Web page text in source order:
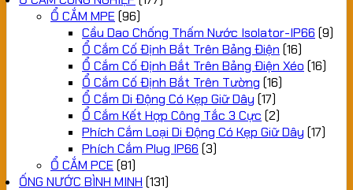
Ổ CẮM MPE (96)
Cầu Dao Chống Thấm Nước Isolator-IP66 (9)
Ổ Cắm Cố Định Bắt Trên Bảng Điện (16)
Ổ Cắm Cố Định Bắt Trên Bảng Điện Xéo (16)
Ổ Cắm Cố Định Bắt Trên Tường (16)
Ổ Cắm Di Động Có Kẹp Giữ Dây (17)
Ổ Cắm Kết Hợp Công Tắc 3 Cực (2)
Phích Cắm Loại Di Động Có Kẹp Giữ Dây (17)
Phích Cắm Plug IP66 (3)
Ổ CẮM PCE (81)
ỐNG NƯỚC BÌNH MINH (131)